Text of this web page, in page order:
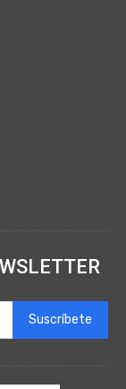
Suscríbete